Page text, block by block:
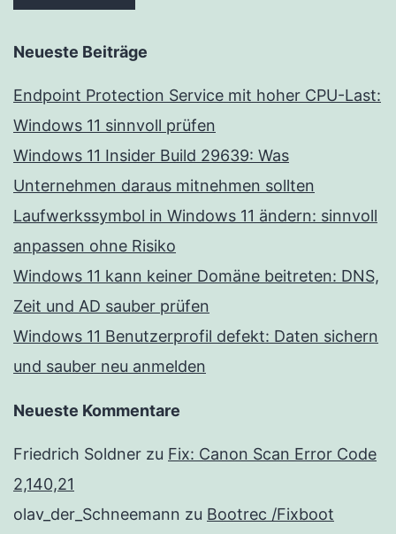
Neueste Beiträge
Endpoint Protection Service mit hoher CPU-Last:
Windows 11 sinnvoll prüfen
Windows 11 Insider Build 29639: Was
Unternehmen daraus mitnehmen sollten
Laufwerkssymbol in Windows 11 ändern: sinnvoll
anpassen ohne Risiko
Windows 11 kann keiner Domäne beitreten: DNS,
Zeit und AD sauber prüfen
Windows 11 Benutzerprofil defekt: Daten sichern
und sauber neu anmelden
Neueste Kommentare
Friedrich Soldner zu Fix: Canon Scan Error Code
2,140,21
olav_der_Schneemann zu Bootrec /Fixboot